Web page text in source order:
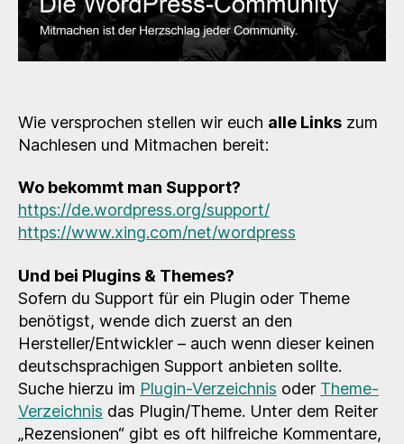
Wie versprochen stellen wir euch alle Links zum
Nachlesen und Mitmachen bereit:
Wo bekommt man Support?
https://de.wordpress.org/support/
https://www.xing.com/net/wordpress
Und bei Plugins & Themes?
Sofern du Support für ein Plugin oder Theme
benötigst, wende dich zuerst an den
Hersteller/Entwickler – auch wenn dieser keinen
deutschsprachigen Support anbieten sollte.
Suche hierzu im Plugin-Verzeichnis oder Theme-
Verzeichnis das Plugin/Theme. Unter dem Reiter
„Rezensionen“ gibt es oft hilfreiche Kommentare,